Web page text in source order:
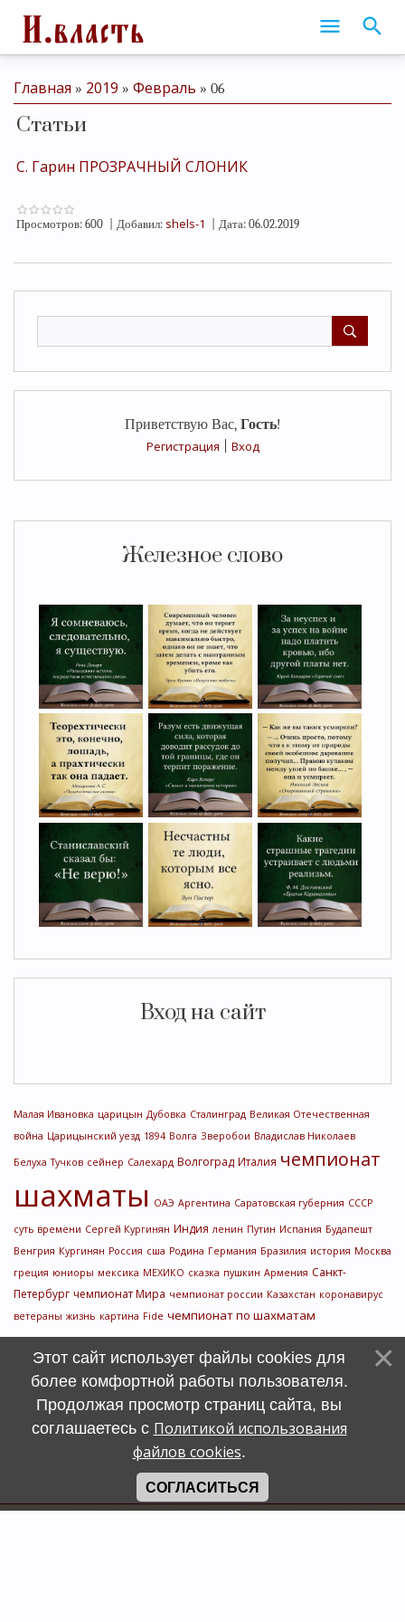
Приветствую Вас, Гость!
Регистрация
Вход
Железное слово
Вход на сайт
Малая Ивановка царицын Дубовка Сталинград Великая Отечественная
война Царицынский уезд 1894 Волга Зверобои Владислав Николаев
Белуха Тучков сейнер Салехард Волгоград Италия чемпионат
шахматы ОАЭ Аргентина Саратовская губерния СССР
суть времени Сергей Кургинян Индия ленин Путин Испания Будапешт
Венгрия Кургинян Россия сша Родина Германия Бразилия история Москва
греция юниоры мексика МЕХИКО сказка пушкин Армения Санкт-
Петербург чемпионат Мира чемпионат россии Казахстан коронавирус
ветераны жизнь картина Fide чемпионат по шахматам
Главная » 2019 » Февраль » 06
Статьи
С. Гарин ПРОЗРАЧНЫЙ СЛОНИК
Просмотров: 600 Добавил: shels-1 Дата: 06.02.2019
Этот сайт использует файлы cookies для
более комфортной работы пользователя.
Продолжая просмотр страниц сайта, вы
соглашаетесь с Политикой использования
файлов cookies.
СОГЛАСИТЬСЯ